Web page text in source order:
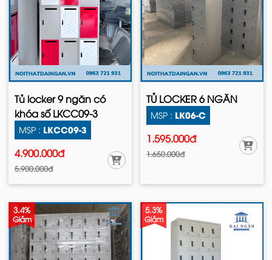
Tủ locker 9 ngăn có
khóa số LKCC09-3
MSP : LKCC09-3
4.900.000đ
5.900.000đ
TỦ LOCKER 6 NGĂN
MSP : LK06-C
1.595.000đ
1.650.000đ
3.4%
Giảm
5.3%
Giảm